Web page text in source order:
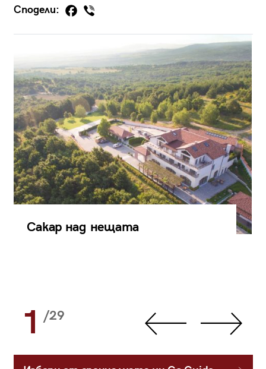
Сподели:
Сакар над нещата
1 /29